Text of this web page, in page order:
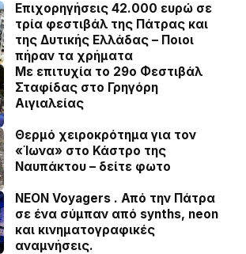
Επιχορηγήσεις 42.000 ευρώ σε
τρία φεστιβάλ της Πάτρας και
της Δυτικής Ελλάδας – Ποιοι
πήραν τα χρήματα
Με επιτυχία το 29ο Φεστιβάλ
Σταφίδας στο Γρηγόρη
Aιγιαλείας
Θερμό χειροκρότημα για τον
«Ίωνα» στο Κάστρο της
Ναυπάκτου – δείτε φωτο
NEON Voyagers . Από την Πάτρα
σε ένα σύμπαν από synths, neon
και κινηματογραφικές
αναμνήσεις.